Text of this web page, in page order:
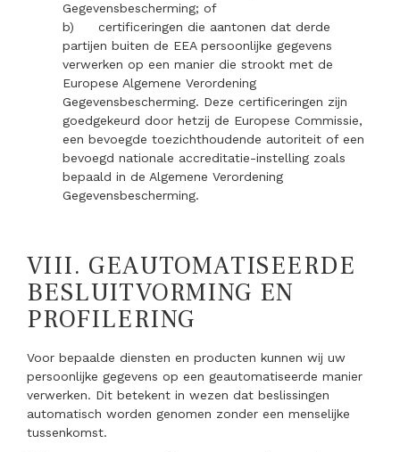
Gegevensbescherming; of
b)
certificeringen die aantonen dat derde
partijen buiten de EEA persoonlijke gegevens
verwerken op een manier die strookt met de
Europese Algemene Verordening
Gegevensbescherming. Deze certificeringen zijn
goedgekeurd door hetzij de Europese Commissie,
een bevoegde toezichthoudende autoriteit of een
bevoegd nationale accreditatie-instelling zoals
bepaald in de Algemene Verordening
Gegevensbescherming.
VIII. GEAUTOMATISEERDE
BESLUITVORMING EN
PROFILERING
Voor bepaalde diensten en producten kunnen wij uw
persoonlijke gegevens op een geautomatiseerde manier
verwerken. Dit betekent in wezen dat beslissingen
automatisch worden genomen zonder een menselijke
tussenkomst.